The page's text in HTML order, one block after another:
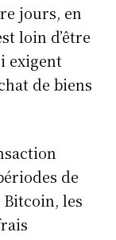
jours, en
loin d’être
exigent
de biens
de
Bitcoin, les